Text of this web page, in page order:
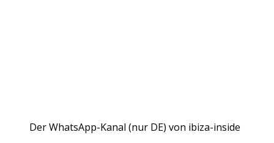
Der WhatsApp-Kanal (nur DE) von ibiza-inside